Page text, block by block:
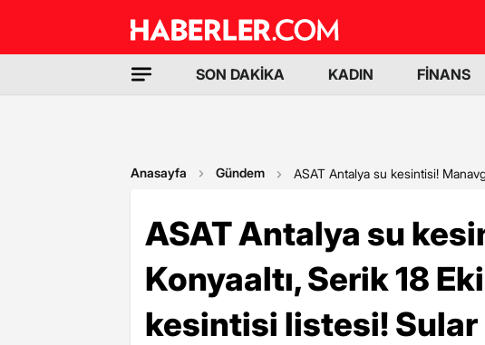
SON DAKİKA KADIN FİNANS
Anasayfa Gündem ASAT Antalya su kesintisi!
ASAT Antalya su
Konyaaltı, Serik 18
kesintisi listesi! Sular